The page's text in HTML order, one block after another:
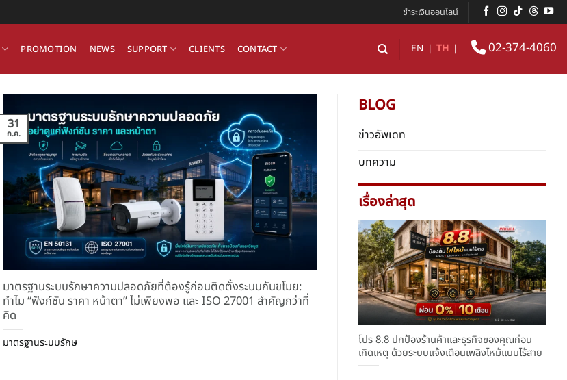
ชำระเงินออนไลน์
PROMOTION NEWS SUPPORT CLIENTS CONTACT EN | TH | 02-374-4060
มาตรฐานระบบรักษาความปลอดภัยที่ต้องรู้ก่อนติดตั้งระบบกันขโมย:
ทำไม “ฟังก์ชัน ราคา หน้าตา” ไม่เพียงพอ และ ISO 27001 สำคัญกว่าที่
คิด
มาตรฐานระบบรักษ
31
ก.ค.
BLOG
ข่าวอัพเดท
บทความ
เรื่องล่าสุด
โปร 8.8 ปกป้องร้านค้าและธุรกิจของคุณก่อน
เกิดเหตุ ด้วยระบบแจ้งเตือนเพลิงไหม้แบบไร้สาย